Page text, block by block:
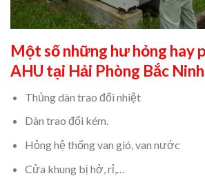
Một số những hư hỏng hay
AHU tại Hải Phòng Bắc
Thủng dàn trao đổi nhiệt
Dàn trao đổi kém.
Hỏng hệ thống van gió, van nước
Cửa khung bị hở, rỉ,…